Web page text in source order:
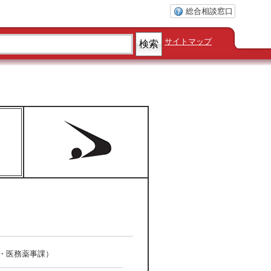
総合相談窓口
サイトマップ
医務薬事課）